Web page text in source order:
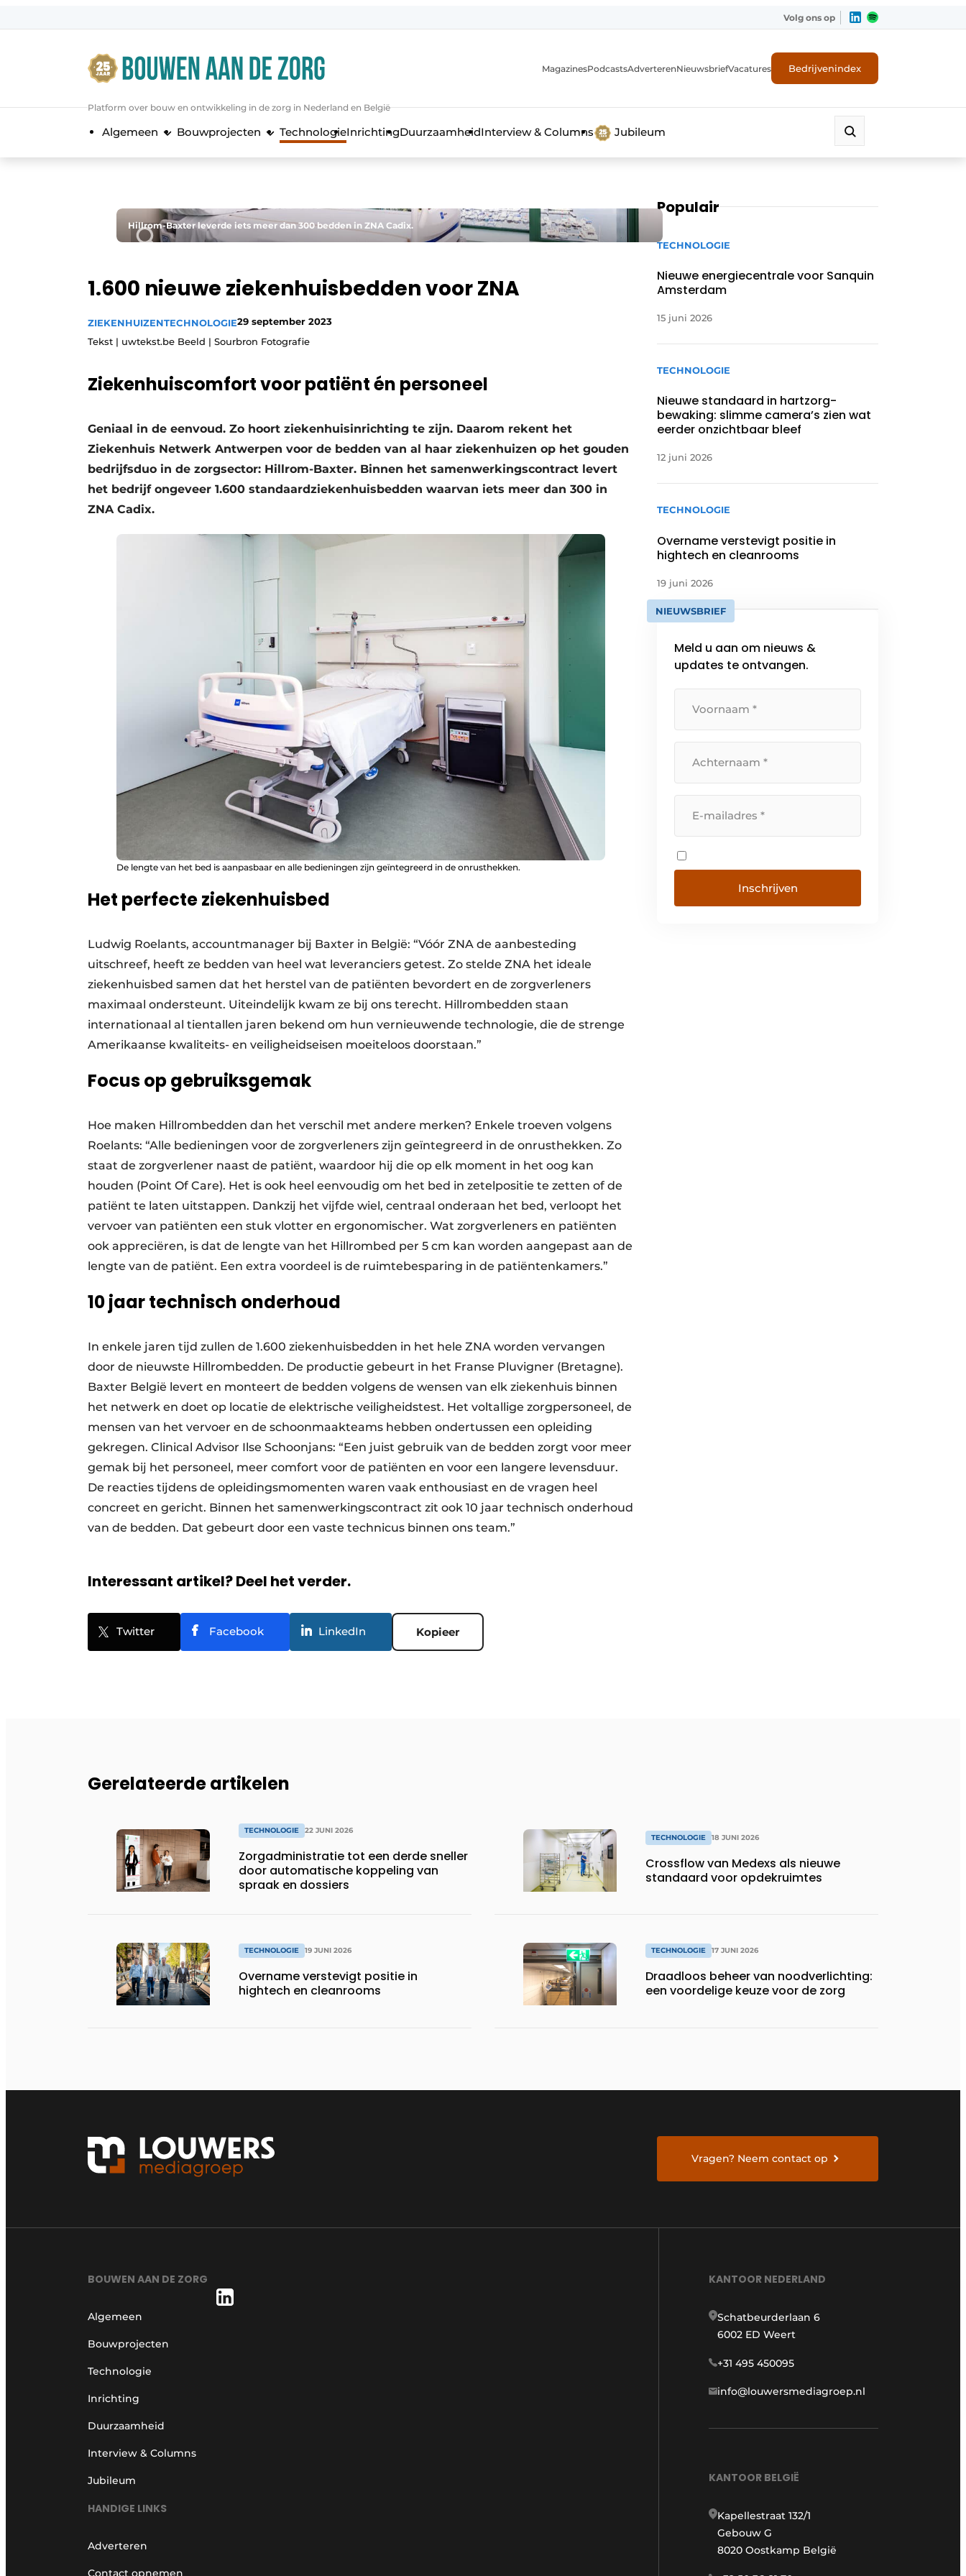
Algemene voorwaarden
Jaarboek
Jubileumboek
Nieuwsbrief
Privacy / Cookie statement
Vacatures
Volg ons op
Platform over bouw en ontwikkeling in de zorg in Nederland en België
MagazinesPodcastsAdverterenNieuwsbriefVacatures Bedrijvenindex
Algemeen Bouwprojecten TechnologieInrichtingDuurzaamheidInterview & Columns Jubileum
Hillrom-Baxter leverde iets meer dan 300 bedden in ZNA Cadix.
1.600 nieuwe ziekenhuisbedden voor ZNA
ZIEKENHUIZENTECHNOLOGIE29 september 2023
Tekst | uwtekst.be Beeld | Sourbron Fotografie
Ziekenhuiscomfort voor patiënt én personeel
Geniaal in de eenvoud. Zo hoort ziekenhuisinrichting te zijn. Daarom rekent het
Ziekenhuis Netwerk Antwerpen voor de bedden van al haar ziekenhuizen op het gouden
bedrijfsduo in de zorgsector: Hillrom-Baxter. Binnen het samenwerkingscontract levert
het bedrijf ongeveer 1.600 standaardziekenhuisbedden waarvan iets meer dan 300 in
ZNA Cadix.
De lengte van het bed is aanpasbaar en alle bedieningen zijn geïntegreerd in de onrusthekken.
Het perfecte ziekenhuisbed
Ludwig Roelants, accountmanager bij Baxter in België: “Vóór ZNA de aanbesteding
uitschreef, heeft ze bedden van heel wat leveranciers getest. Zo stelde ZNA het ideale
ziekenhuisbed samen dat het herstel van de patiënten bevordert en de zorgverleners
maximaal ondersteunt. Uiteindelijk kwam ze bij ons terecht. Hillrombedden staan
internationaal al tientallen jaren bekend om hun vernieuwende technologie, die de strenge
Amerikaanse kwaliteits- en veiligheidseisen moeiteloos doorstaan.”
Focus op gebruiksgemak
Hoe maken Hillrombedden dan het verschil met andere merken? ­Enkele troeven volgens
Roelants: “Alle bedieningen voor de zorgverleners zijn geïntegreerd in de onrusthekken. Zo
staat de zorgverlener naast de patiënt, waardoor hij die op elk moment in het oog kan
houden (Point Of Care). Het is ook heel eenvoudig om het bed in zetelpositie te zetten of de
patiënt te laten uitstappen. Dankzij het vijfde wiel, centraal onderaan het bed, verloopt het
vervoer van patiënten een stuk vlotter en ergonomischer. Wat zorgverleners en patiënten
ook appreciëren, is dat de lengte van het Hillrombed per 5 cm kan worden aangepast aan de
lengte van de patiënt. Een extra voordeel is de ruimtebesparing in de patiëntenkamers.”
10 jaar technisch onderhoud
In enkele jaren tijd zullen de 1.600 ziekenhuisbedden in het hele ZNA worden vervangen
door de nieuwste Hillrombedden. De productie gebeurt in het Franse Pluvigner (Bretagne).
Baxter België levert en monteert de bedden volgens de wensen van elk ziekenhuis binnen
het netwerk en doet op locatie de elektrische veiligheidstest. Het voltallige zorgpersoneel, de
mensen van het vervoer en de schoonmaakteams hebben ondertussen een opleiding
gekregen. Clinical Advisor Ilse Schoonjans: “Een juist gebruik van de bedden zorgt voor meer
gemak bij het personeel, meer comfort voor de patiënten en voor een langere levensduur.
De reacties tijdens de opleidingsmomenten waren vaak enthousiast en de vragen heel
concreet en gericht. Binnen het samenwerkingscontract zit ook 10 jaar technisch onderhoud
van de bedden. Dat gebeurt door een vaste technicus binnen ons team.”
Interessant artikel? Deel het verder.
Twitter Facebook LinkedIn Kopieer
Populair
TECHNOLOGIE
Nieuwe energiecentrale voor Sanquin
Amsterdam
15 juni 2026
TECHNOLOGIE
Nieuwe standaard in hartzorg-
bewaking: slimme camera’s zien wat
eerder onzichtbaar bleef
12 juni 2026
TECHNOLOGIE
Overname verstevigt positie in
hightech en cleanrooms
19 juni 2026
NIEUWSBRIEF
Meld u aan om nieuws &
updates te ontvangen.
Gerelateerde artikelen
TECHNOLOGIE 22 JUNI 2026
Zorgadministratie tot een derde sneller
door automatische koppeling van
spraak en dossiers
TECHNOLOGIE 19 JUNI 2026
Overname verstevigt positie in
hightech en cleanrooms
TECHNOLOGIE 18 JUNI 2026
Crossflow van Medexs als nieuwe
standaard voor opdekruimtes
TECHNOLOGIE 17 JUNI 2026
Draadloos beheer van noodverlichting:
een voordelige keuze voor de zorg
Vragen? Neem contact op
BOUWEN AAN DE ZORG
Algemeen
Bouwprojecten
Technologie
Inrichting
Duurzaamheid
Interview & Columns
Jubileum
HANDIGE LINKS
Adverteren
Contact opnemen
KANTOOR NEDERLAND
Schatbeurderlaan 6
6002 ED Weert
+31 495 450095
info@louwersmediagroep.nl
KANTOOR BELGIË
Kapellestraat 132/1
Gebouw G
8020 Oostkamp België